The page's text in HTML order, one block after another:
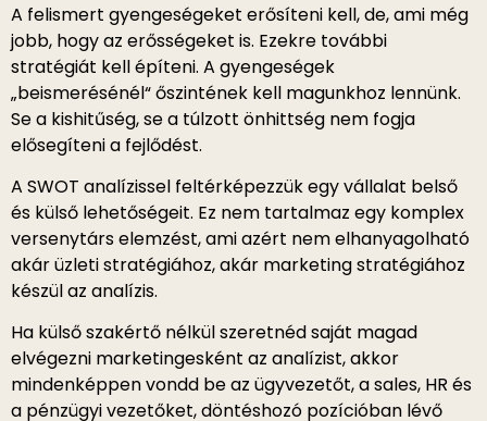
A felismert gyengeségeket erősíteni kell, de, ami még
jobb, hogy az erősségeket is. Ezekre további
stratégiát kell építeni. A gyengeségek
„beismerésénél“ őszintének kell magunkhoz lennünk.
Se a kishitűség, se a túlzott önhittség nem fogja
elősegíteni a fejlődést.
A SWOT analízissel feltérképezzük egy vállalat belső
és külső lehetőségeit. Ez nem tartalmaz egy komplex
versenytárs elemzést, ami azért nem elhanyagolható
akár üzleti stratégiához, akár marketing stratégiához
készül az analízis.
Ha külső szakértő nélkül szeretnéd saját magad
elvégezni marketingesként az analízist, akkor
mindenképpen vondd be az ügyvezetőt, a sales, HR és
a pénzügyi vezetőket, döntéshozó pozícióban lévő